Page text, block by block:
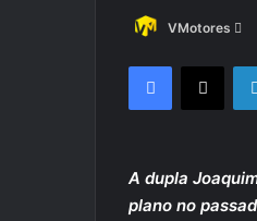
VMotores
Facebook
X
A dupla
plano no